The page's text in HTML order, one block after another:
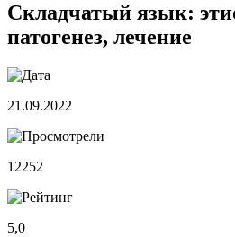
Складчатый язык:
патогенез, лечение
21.09.2022
12252
5,0